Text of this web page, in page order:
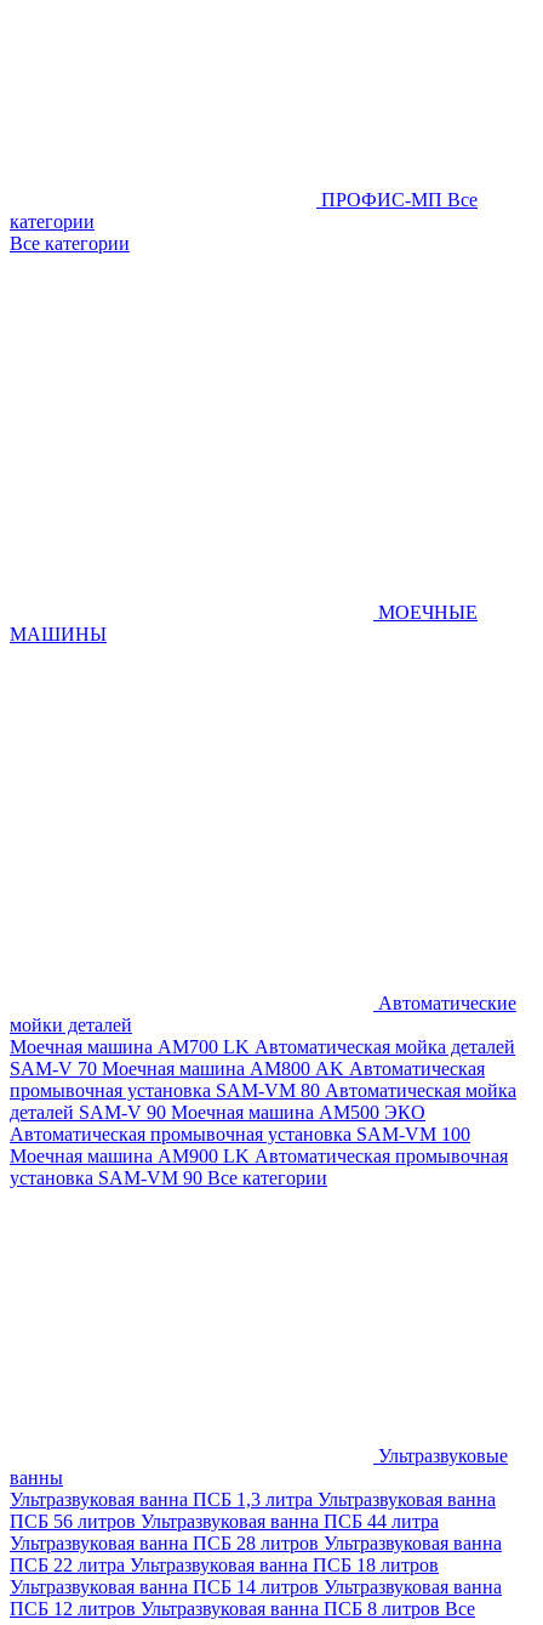
ПРОФИС-МП Все
категории
Все категории
МОЕЧНЫЕ
МАШИНЫ
Автоматические
мойки деталей
Моечная машина AM700 LK Автоматическая мойка деталей
SAM-V 70 Моечная машина АМ800 AK Автоматическая
промывочная установка SAM-VM 80 Автоматическая мойка
деталей SAM-V 90 Моечная машина АМ500 ЭКО
Автоматическая промывочная установка SAM-VM 100
Моечная машина AM900 LK Автоматическая промывочная
установка SAM-VM 90 Все категории
Ультразвуковые
ванны
Ультразвуковая ванна ПСБ 1,3 литра Ультразвуковая ванна
ПСБ 56 литров Ультразвуковая ванна ПСБ 44 литра
Ультразвуковая ванна ПСБ 28 литров Ультразвуковая ванна
ПСБ 22 литра Ультразвуковая ванна ПСБ 18 литров
Ультразвуковая ванна ПСБ 14 литров Ультразвуковая ванна
ПСБ 12 литров Ультразвуковая ванна ПСБ 8 литров Все